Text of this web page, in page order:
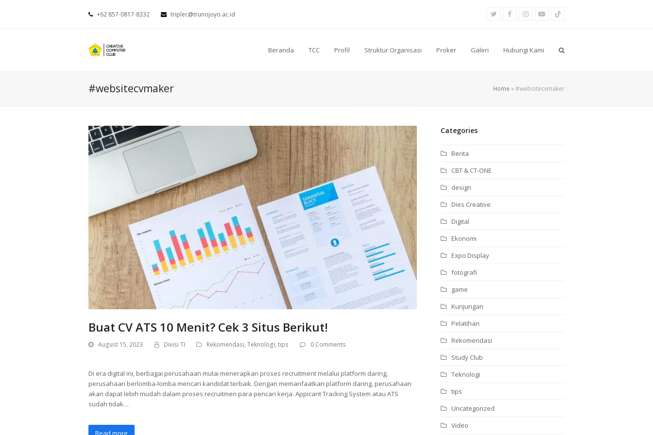
+62 857-0817-8332 triplec@trunojoyo.ac.id TwitterFacebookInstagram
YoutubeTiktok
Beranda TCC Profil Struktur Organisasi Proker Galeri Hubungi Kami
#websitecvmaker Home »#websitecvmaker
Buat CV ATS 10 Menit? Cek 3 Situs Berikut!
August 15, 2023 Divisi TI Rekomendasi, Teknologi, tips 0 Comments
Di era digital ini, berbagai perusahaan mulai menerapkan proses recruitment melalui platform daring,
perusahaan berlomba-lomba mencari kandidat terbaik. Dengan memanfaatkan platform daring, perusahaan
akan dapat lebih mudah dalam proses recruitmen para pencari kerja. Appicant Tracking System atau ATS
sudah tidak…
Read more
Categories
Berita
CBT & CT-ONE
design
Dies Creative
Digital
Ekonomi
Expo Display
fotografi
game
Kunjungan
Pelatihan
Rekomendasi
Study Club
Teknologi
tips
Uncategorized
Video